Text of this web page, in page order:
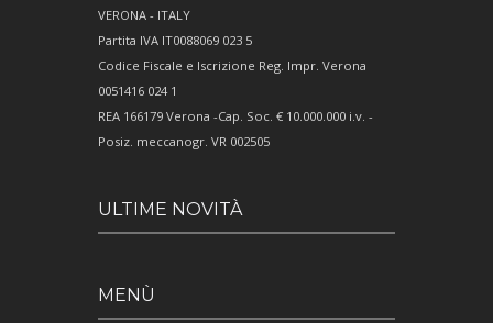
VERONA - ITALY
Partita IVA IT0088069 023 5
Codice Fiscale e Iscrizione Reg. Impr. Verona
0051416 024 1
REA 166179 Verona -Cap. Soc. € 10.000.000 i.v. -
Posiz. meccanogr. VR 002505
ULTIME NOVITÀ
MENÙ